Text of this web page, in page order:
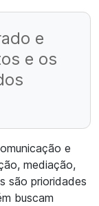
e
e os
e
mediação,
são prioridades
buscam